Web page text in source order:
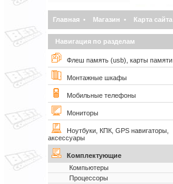
Главная • Магазин • Карта сайта
Навигация по разделам
Флеш память (usb), карты памяти
Монтажные шкафы
Мобильные телефоны
Мониторы
Ноутбуки, КПК, GPS навигаторы,
аксессуары
Комплектующие
Компьютеры
Процессоры